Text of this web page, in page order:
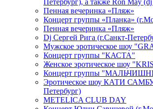
Петербург), а также Ron May (dj
Пенная вечеринка «Пляж»
Концерт группы «Планка»
Пенная вечеринка «Пляж»
Dj Сергей Рига (г.Санкт-
Мужское эротическое шоу
Концерт группы "КАСТА"
Женское эротическое шоу
Концерт группы
Эротическое шоу КАТИ
Петербург)
METELICA CLUB DAY